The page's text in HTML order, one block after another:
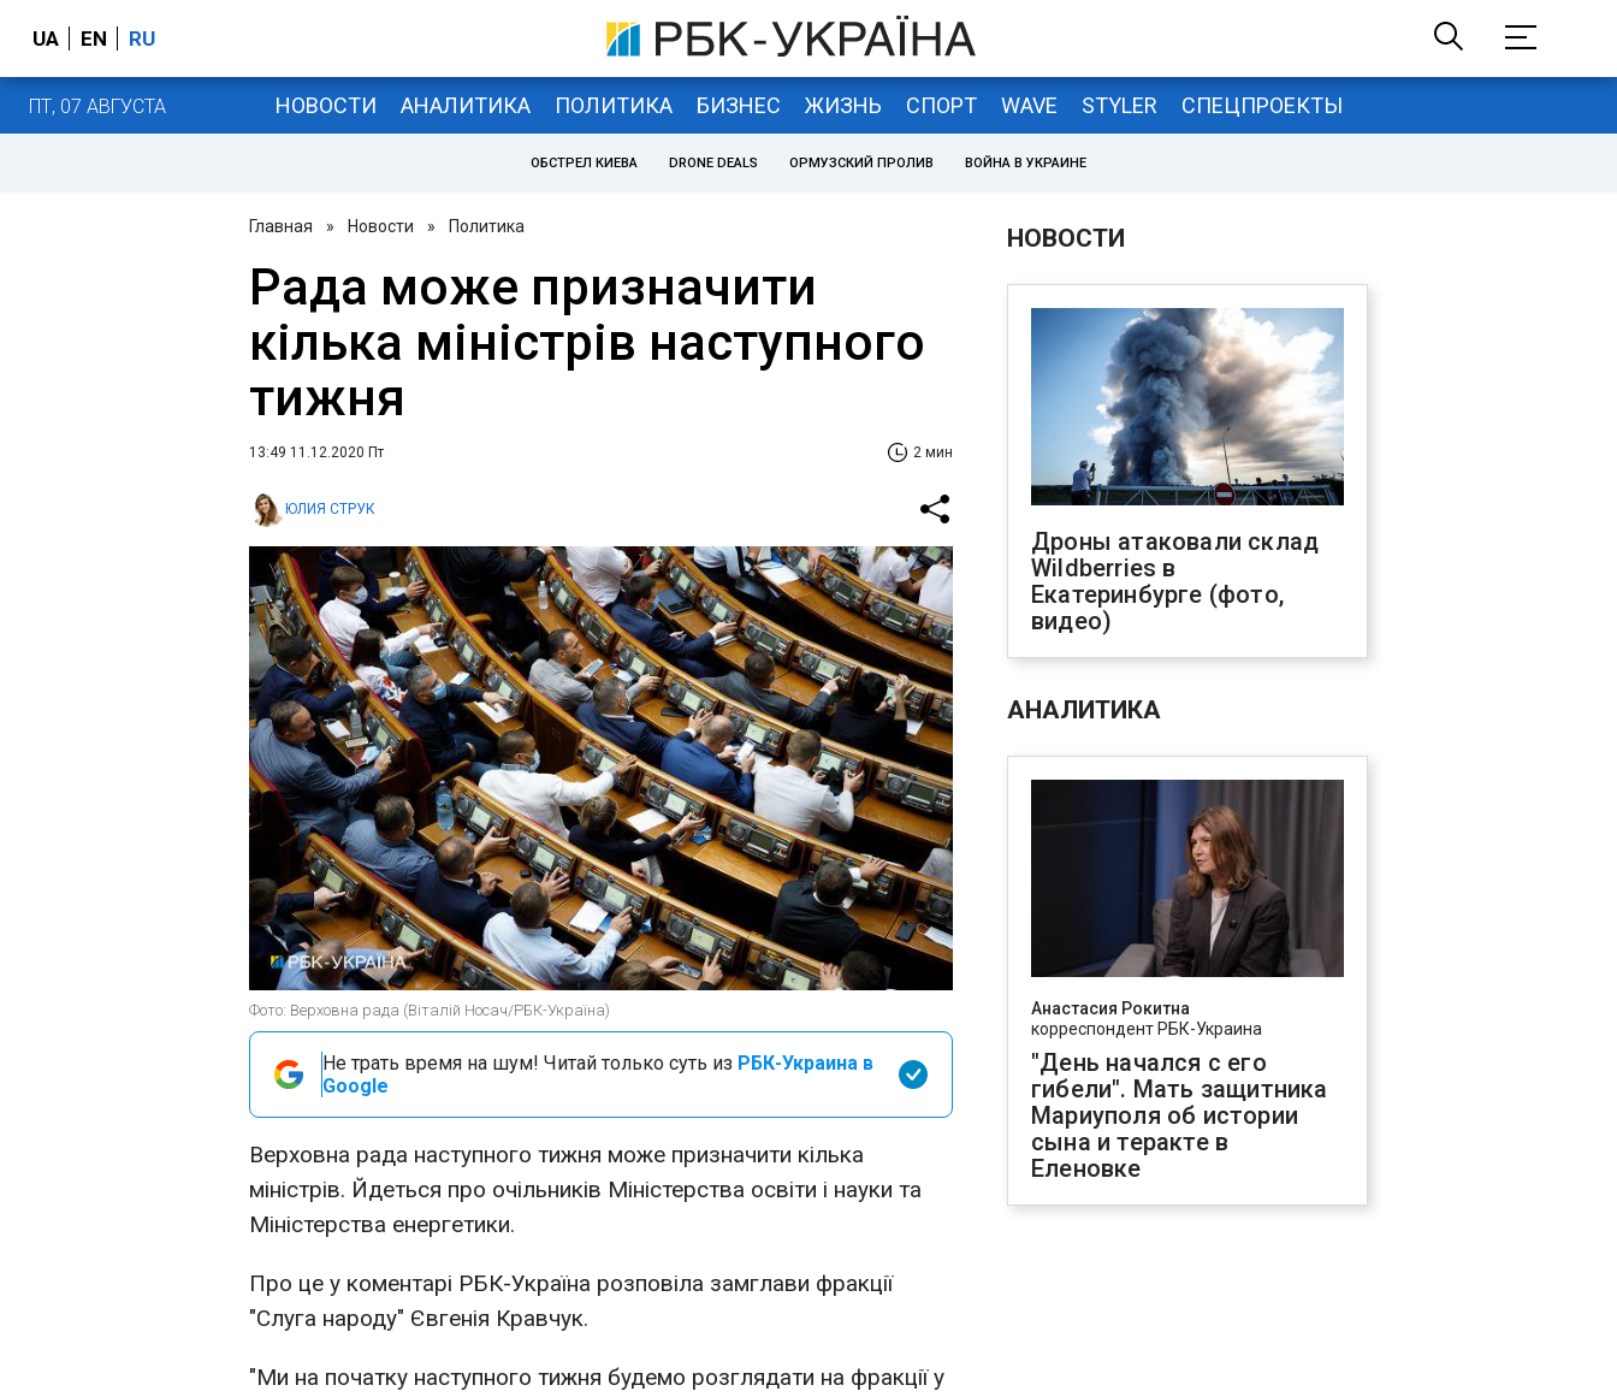
UA EN RU
ПТ, 07 АВГУСТА НОВОСТИ АНАЛИТИКА ПОЛИТИКА БИЗНЕС ЖИЗНЬ СПОРТ WAVE STYLER СПЕЦПРОЕКТЫ
ОБСТРЕЛ КИЕВА DRONE DEALS ОРМУЗСКИЙ ПРОЛИВ ВОЙНА В УКРАИНЕ
Главная » Новости » Политика
Рада може призначити
кілька міністрів наступного
тижня
13:49 11.12.2020 Пт 2 мин
ЮЛИЯ СТРУК
Фото: Верховна рада (Віталій Носач/РБК-Україна)
Не трать время на шум! Читай только суть из РБК-Украина в
Google
Верховна рада наступного тижня може призначити кілька
міністрів. Йдеться про очільників Міністерства освіти і науки та
Міністерства енергетики.
Про це у коментарі РБК-Україна розповіла замглави фракції
"Слуга народу" Євгенія Кравчук.
"Ми на початку наступного тижня будемо розглядати на фракції у
НОВОСТИ
Дроны атаковали склад
Wildberries в
Екатеринбурге (фото,
видео)
АНАЛИТИКА
Анастасия Рокитна
корреспондент РБК-Украина
"День начался с его
гибели". Мать защитника
Мариуполя об истории
сына и теракте в
Еленовке